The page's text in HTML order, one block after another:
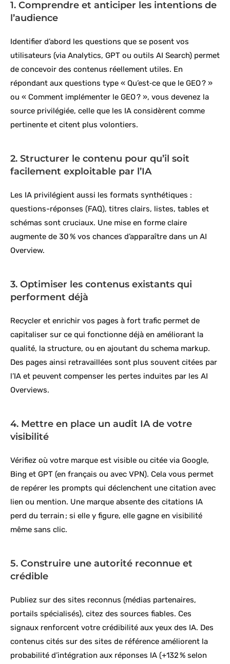
1. Comprendre et anticiper les intentions de
l’audience
Identifier d’abord les questions que se posent vos
utilisateurs (via Analytics, GPT ou outils AI Search) permet
de concevoir des contenus réellement utiles. En
répondant aux questions type « Qu’est‑ce que le GEO ? »
ou « Comment implémenter le GEO ? », vous devenez la
source privilégiée, celle que les IA considèrent comme
pertinente et citent plus volontiers.
2. Structurer le contenu pour qu’il soit
facilement exploitable par l’IA
Les IA privilégient aussi les formats synthétiques :
questions-réponses (FAQ), titres clairs, listes, tables et
schémas sont cruciaux. Une mise en forme claire
augmente de 30 % vos chances d’apparaître dans un AI
Overview.
3. Optimiser les contenus existants qui
performent déjà
Recycler et enrichir vos pages à fort trafic permet de
capitaliser sur ce qui fonctionne déjà en améliorant la
qualité, la structure, ou en ajoutant du schema markup.
Des pages ainsi retravaillées sont plus souvent citées par
l’IA et peuvent compenser les pertes induites par les AI
Overviews.
4. Mettre en place un audit IA de votre
visibilité
Vérifiez où votre marque est visible ou citée via Google,
Bing et GPT (en français ou avec VPN). Cela vous permet
de repérer les prompts qui déclenchent une citation avec
lien ou mention. Une marque absente des citations IA
perd du terrain ; si elle y figure, elle gagne en visibilité
même sans clic.
5. Construire une autorité reconnue et
crédible
Publiez sur des sites reconnus (médias partenaires,
portails spécialisés), citez des sources fiables. Ces
signaux renforcent votre crédibilité aux yeux des IA. Des
contenus cités sur des sites de référence améliorent la
probabilité d’intégration aux réponses IA (+132 % selon